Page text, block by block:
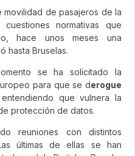
de pasajeros de la
normativas que
hace unos meses una
hasta Bruselas.
se ha solicitado la
para que se derogue
entendiendo que vulnera la
protección de datos.
reuniones con distintos
últimas de ellas se han